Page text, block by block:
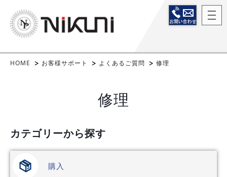
HOME お客様サポート よくあるご質問 修理
修理
カテゴリーから探す
購入